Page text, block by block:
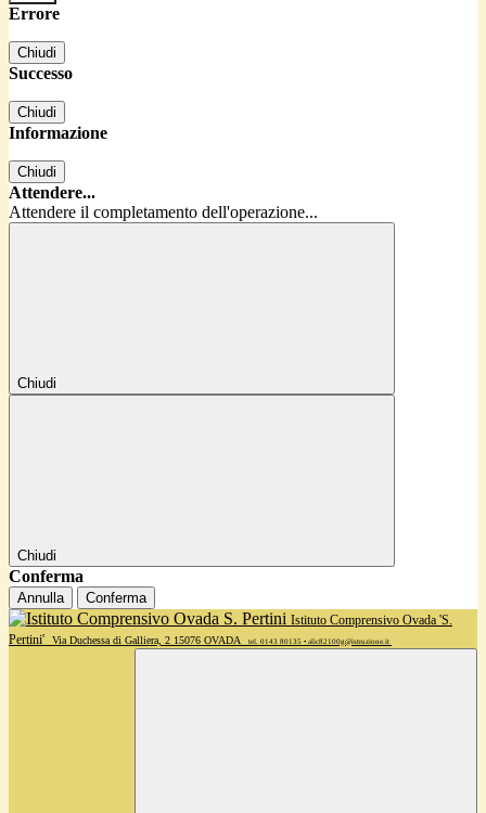
Errore
Chiudi
Successo
Chiudi
Informazione
Chiudi
Attendere...
Attendere il completamento dell'operazione...
Chiudi
Chiudi
Conferma
Annulla Conferma
Istituto Comprensivo Ovada 'S.
Pertini'
Via Duchessa di Galliera, 2 15076 OVADA tel. 0143 80135 • alic82100g@istruzione.it